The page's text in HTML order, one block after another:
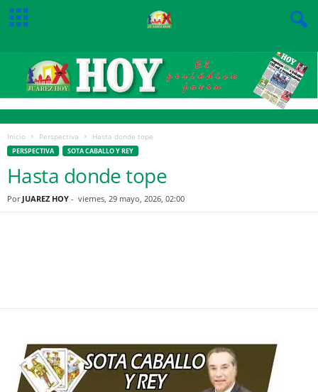
Inicio Perspectiva Hasta donde tope
PERSPECTIVA SOTA CABALLO Y REY
Hasta donde tope
Por JUAREZ HOY - viernes, 29 mayo, 2026, 02:00